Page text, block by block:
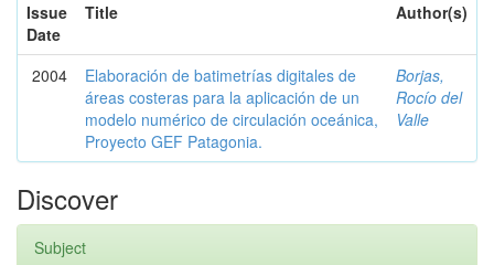
Issue
Date
Title Author(s)
2004
Elaboración de batimetrías digitales de
áreas costeras para la aplicación de un
modelo numérico de circulación oceánica,
Proyecto GEF Patagonia.
Borjas,
Rocío del
Valle
Discover
Subject